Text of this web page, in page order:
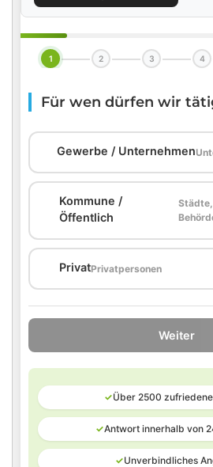
1 2 3 4
Für wen dürfen wir
Gewerbe / Unternehmen
Kommune /
Öffentlich
PrivatPrivatpersonen
Weiter
✓Über 2500
✓Antwort innerhalb von
✓Unverbindliches